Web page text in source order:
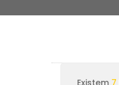
Existem 7